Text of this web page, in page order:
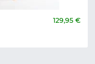
129,95 €